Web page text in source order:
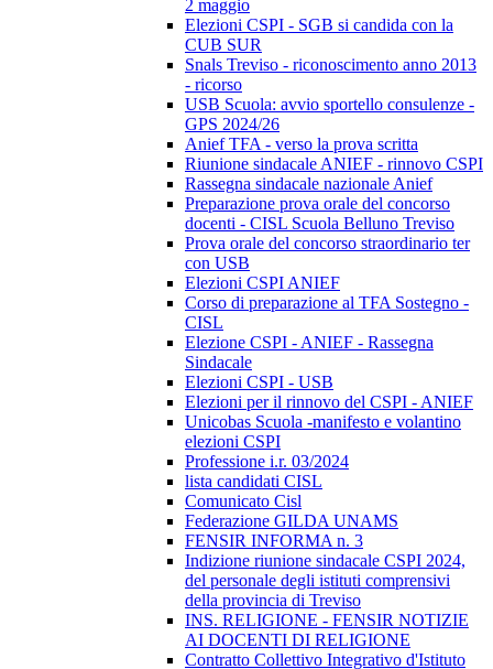
2 maggio
Elezioni CSPI - SGB si candida con la
CUB SUR
Snals Treviso - riconoscimento anno 2013
- ricorso
USB Scuola: avvio sportello consulenze -
GPS 2024/26
Anief TFA - verso la prova scritta
Riunione sindacale ANIEF - rinnovo CSPI
Rassegna sindacale nazionale Anief
Preparazione prova orale del concorso
docenti - CISL Scuola Belluno Treviso
Prova orale del concorso straordinario ter
con USB
Elezioni CSPI ANIEF
Corso di preparazione al TFA Sostegno -
CISL
Elezione CSPI - ANIEF - Rassegna
Sindacale
Elezioni CSPI - USB
Elezioni per il rinnovo del CSPI - ANIEF
Unicobas Scuola -manifesto e volantino
elezioni CSPI
Professione i.r. 03/2024
lista candidati CISL
Comunicato Cisl
Federazione GILDA UNAMS
FENSIR INFORMA n. 3
Indizione riunione sindacale CSPI 2024,
del personale degli istituti comprensivi
della provincia di Treviso
INS. RELIGIONE - FENSIR NOTIZIE
AI DOCENTI DI RELIGIONE
Contratto Collettivo Integrativo d'Istituto